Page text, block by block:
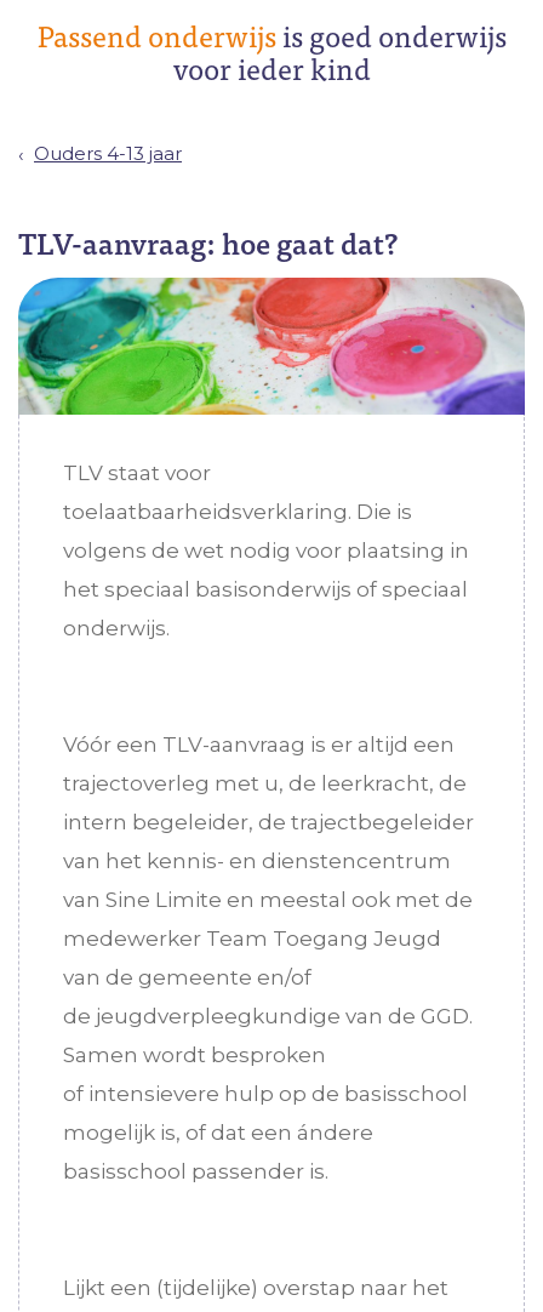
Passend onderwijsis goed onderwijs
voor ieder kind
Ouders 4-13 jaar
TLV-aanvraag: hoe gaat dat?
TLV staat voor
toelaatbaarheidsverklaring. Die is
volgens de wet nodig voor plaatsing in
het speciaal basisonderwijs of speciaal
onderwijs.
Vóór een TLV-aanvraag is er altijd een
trajectoverleg met u, de leerkracht, de
intern begeleider, de trajectbegeleider
van het kennis- en dienstencentrum
van Sine Limite en meestal ook met de
medewerker Team Toegang Jeugd
van de gemeente en/of
de jeugdverpleegkundige van de GGD.
Samen wordt besproken
of intensievere hulp op de basisschool
mogelijk is, of dat een ándere
basisschool passender is.
Lijkt een (tijdelijke) overstap naar het